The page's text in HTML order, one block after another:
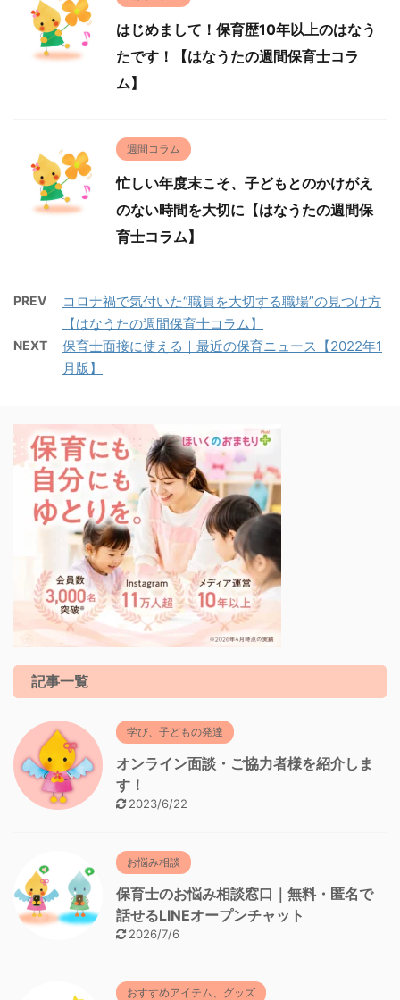
はじめまして！保育歴10年以上のはなう
たです！【はなうたの週間保育士コラ
ム】
週間コラム
忙しい年度末こそ、子どもとのかけがえ
のない時間を大切に【はなうたの週間保
育士コラム】
PREV
コロナ禍で気付いた“職員を大切する職場”の見つけ方
【はなうたの週間保育士コラム】
NEXT
保育士面接に使える｜最近の保育ニュース【2022年1
月版】
記事一覧
学び、子どもの発達
オンライン面談・ご協力者様を紹介しま
す！
2023/6/22
お悩み相談
保育士のお悩み相談窓口｜無料・匿名で
話せるLINEオープンチャット
2026/7/6
おすすめアイテム、グッズ